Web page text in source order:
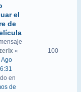
el
de
«
Ago
en
de
100